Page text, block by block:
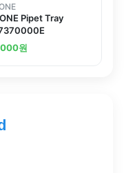
Pipet Tray
원